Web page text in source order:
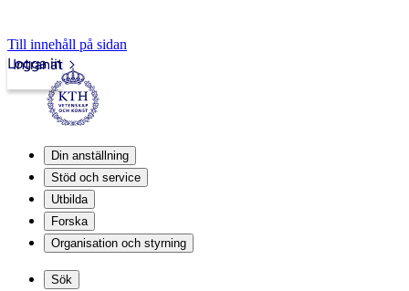
Till innehåll på sidan
Intranät
Logga in
Din anställning
Stöd och service
Utbilda
Forska
Organisation och styrning
Sök